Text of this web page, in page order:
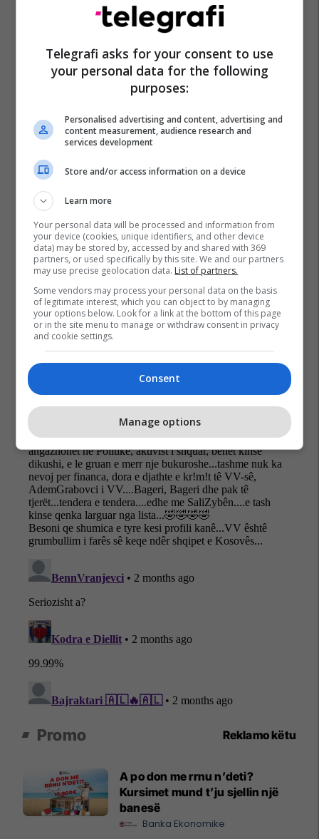
Hysen Durmishi Lvv
Promo Reklamo këtu
A po don me rrnu n’deti?
Kursimet mund t’ju sjellin një
banesë
Banka Ekonomike
Telegrafi asks for your consent to use
your personal data for the following
purposes:
Personalised advertising and content, advertising and
content measurement, audience research and
services development
Store and/or access information on a device
Learn more
Your personal data will be processed and information from
your device (cookies, unique identifiers, and other device
data) may be stored by, accessed by and shared with 369
partners, or used specifically by this site. We and our partners
may use precise geolocation data. List of partners.
Some vendors may process your personal data on the basis
of legitimate interest, which you can object to by managing
your options below. Look for a link at the bottom of this page
or in the site menu to manage or withdraw consent in privacy
and cookie settings.
Consent
Manage options